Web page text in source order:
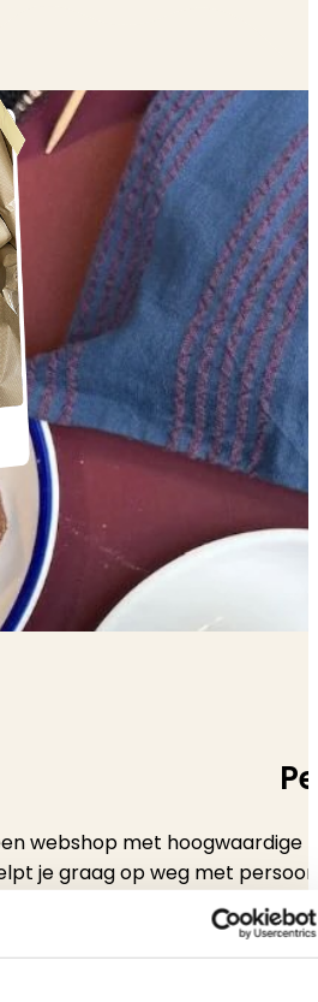
webshop met
je graag op weg met
en alles wat je nodig hebt voor
helpt je graag verder! Klik